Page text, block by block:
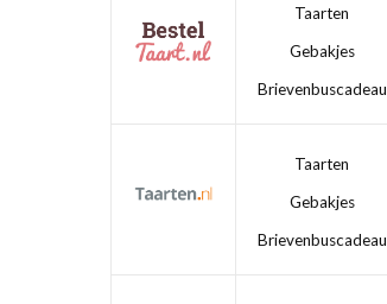
Taarten
Gebakjes
Brievenbuscadeau
Taarten
Gebakjes
Brievenbuscadeau